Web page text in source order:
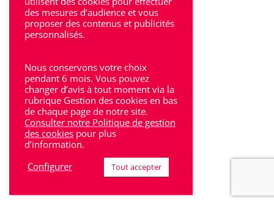
Bron
Lyon
Lyon 6
Villeurbanne
Calluire
des mesures d’audience et vous
proposer des contenus et publicités
personnalisés.
Nous conservons votre choix
pendant 6 mois. Vous pouvez
changer d’avis à tout moment via la
rubrique Gestion des cookies en bas
de chaque page de notre site.
Consulter notre Politique de gestion
des cookies pour plus
d’information.
Configurer
Tout accepter